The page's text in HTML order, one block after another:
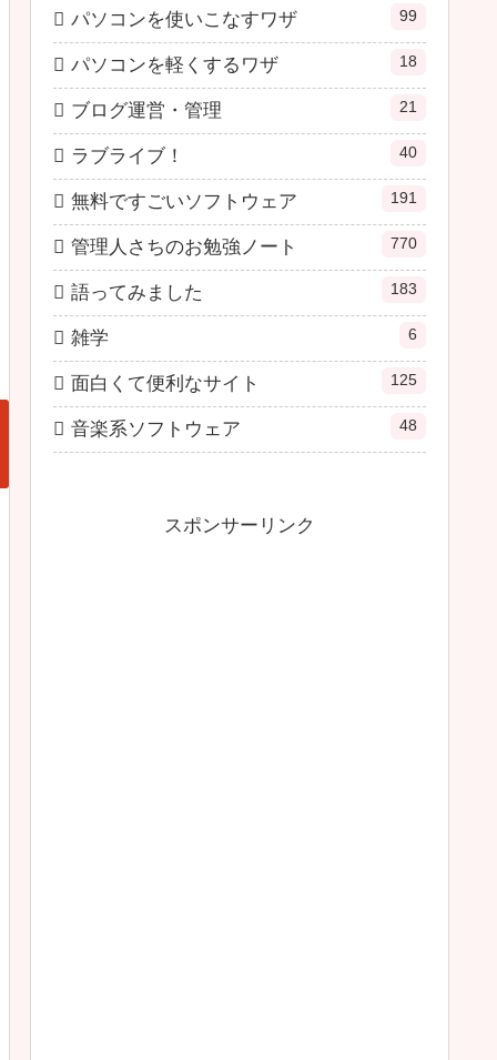
パソコンを使いこなすワザ 99
パソコンを軽くするワザ 18
ブログ運営・管理 21
ラブライブ！ 40
無料ですごいソフトウェア 191
管理人さちのお勉強ノート 770
語ってみました 183
雑学 6
面白くて便利なサイト 125
音楽系ソフトウェア 48
スポンサーリンク